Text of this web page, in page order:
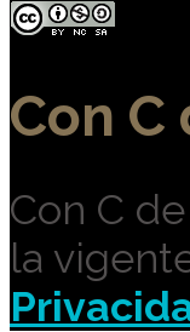
Con C
Con C
la